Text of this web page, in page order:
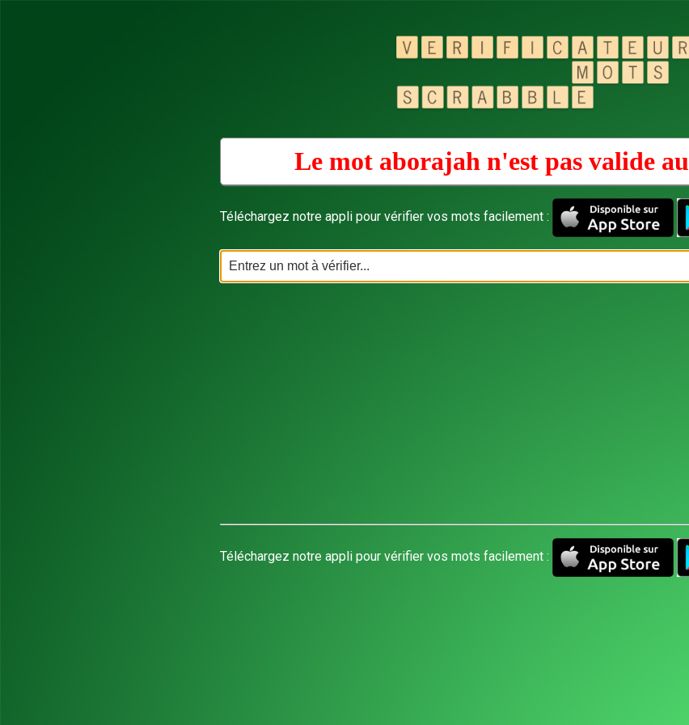
Le mot aborajah n'est pas valide au
Téléchargez notre appli pour vérifier vos mots facilement :
Téléchargez notre appli pour vérifier vos mots facilement :